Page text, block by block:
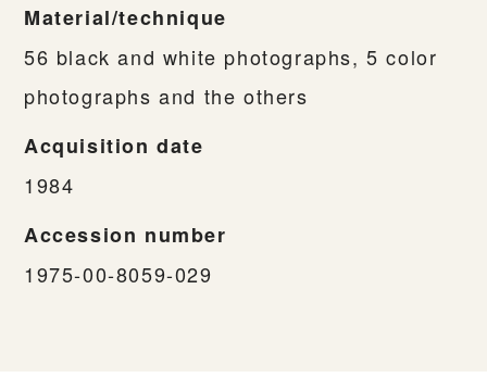
Material/technique
56 black and white photographs, 5 color
photographs and the others
Acquisition date
1984
Accession number
1975-00-8059-029